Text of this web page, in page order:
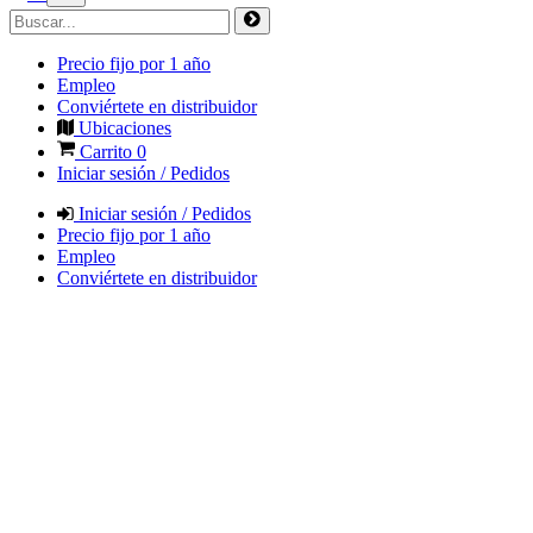
Precio fijo por 1 año
Empleo
Conviértete en distribuidor
Ubicaciones
Carrito 0
Iniciar sesión / Pedidos
Iniciar sesión / Pedidos
Precio fijo por 1 año
Empleo
Conviértete en distribuidor